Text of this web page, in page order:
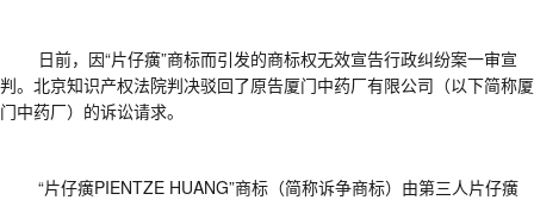
日前，因“片仔癀”商标而引发的商标权无效宣告行政纠纷案一审宣
判。北京知识产权法院判决驳回了原告厦门中药厂有限公司（以下简称厦
门中药厂）的诉讼请求。
“片仔癀PIENTZE HUANG”商标（简称诉争商标）由第三人片仔癀